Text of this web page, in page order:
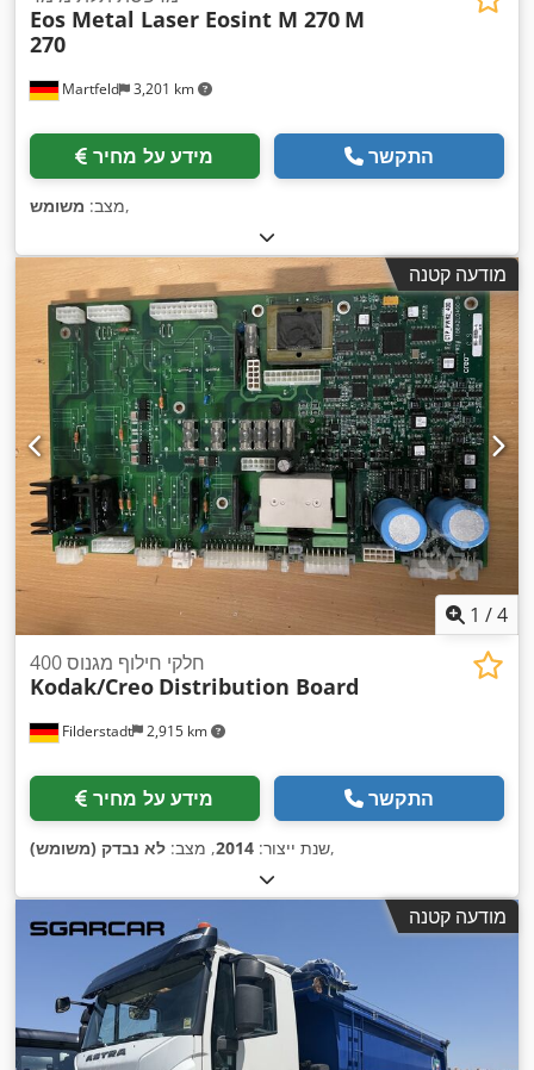
Martfeld 3,201 km
Eos Metal Laser Eosint M 270 M
270
מידע על מחיר התקשר
מצב: משומש ,
מודעה קטנה
1 /4
Filderstadt 2,915 km
חלקי חילוף מגנוס 400
Kodak/Creo Distribution Board
מידע על מחיר התקשר
שנת ייצור: 2014, מצב: לא נבדק (משומש) ,
מודעה קטנה